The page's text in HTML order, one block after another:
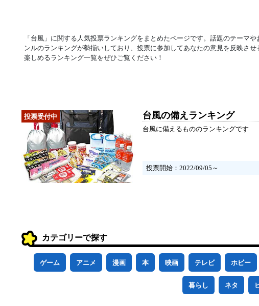
「台風」に関する人気投票ランキングをまとめたページです。話題のテーマ
ンルのランキングが勢揃いしており、投票に参加してあなたの意見を反映さ
楽しめるランキング一覧をぜひご覧ください！
台風の備えランキング
台風に備えるもののランキングです
投票開始：2022/09/05～
カテゴリーで探す
ゲーム アニメ 漫画 本 映画 テレビ ホビー
暮らし ネタ